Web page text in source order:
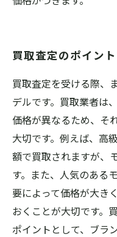
買取査定のポイン
買取査定を受ける際、
デルです。買取業者は
価格が異なるため、そ
大切です。例えば、高
額で買取されますが、
す。また、人気のある
要によって価格が大き
おくことが大切です。
ポイントとして、ブラ